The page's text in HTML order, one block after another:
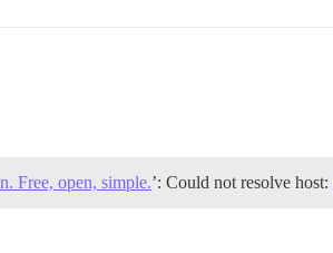
Free, open, simple.’: Could not resolve host: